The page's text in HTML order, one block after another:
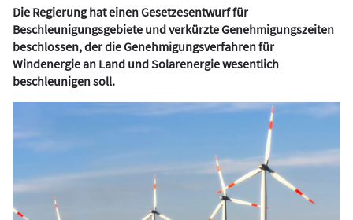
Die Regierung hat einen Gesetzesentwurf für
Beschleunigungsgebiete und verkürzte Genehmigungszeiten
beschlossen, der die Genehmigungsverfahren für
Windenergie an Land und Solarenergie wesentlich
beschleunigen soll.